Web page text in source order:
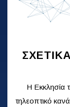
Η Εκκλησία
τηλεοπτικό